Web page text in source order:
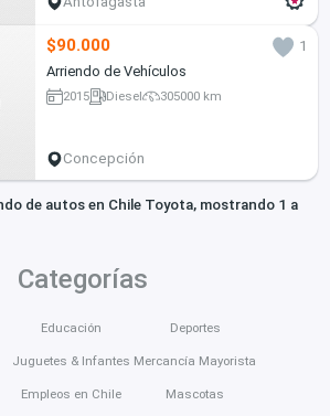
$90.000
1
Arriendo de Vehículos
2015 Diesel 305000 km
Concepción
de autos en Chile Toyota, mostrando 1 a
Categorías
Educación
Juguetes & Infantes
Empleos en Chile
Deportes
Mercancía Mayorista
Mascotas